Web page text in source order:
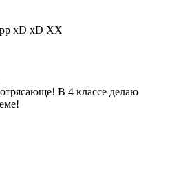
xD xD XX
В 4 классе делаю